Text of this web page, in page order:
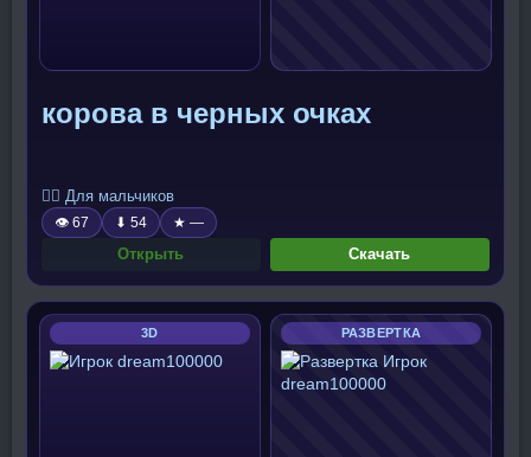
корова в черных очках
🧍‍♂️ Для мальчиков
👁 67 ⬇ 54 ★ —
Открыть Скачать
3D РАЗВЕРТКА